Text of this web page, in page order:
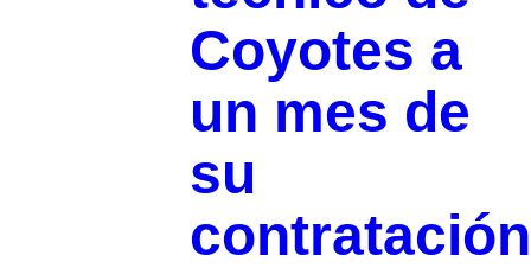
Coyotes a
un mes de
su
contratación